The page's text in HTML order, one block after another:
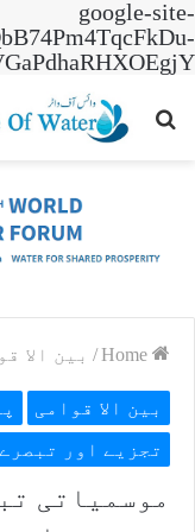
google-site-
Search
/ بین الا
بین الا قوامی
تجزیے اور تبصرے
موسمیاتی